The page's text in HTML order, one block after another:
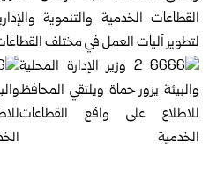
القطاعات الخدمية والتنموية
لتطوير آليات العمل في مختلف